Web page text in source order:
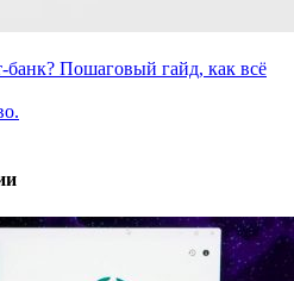
банк? Пошаговый гайд, как всё